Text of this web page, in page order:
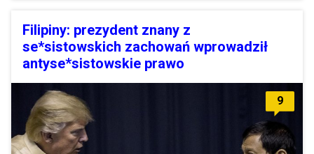
Filipiny: prezydent znany z
se*sistowskich zachowań wprowadził
antyse*sistowskie prawo
9